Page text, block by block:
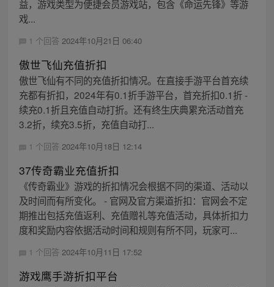
益，游戏类型为便捷会员游戏站，包含《命运先锋》等游
戏...
1 个回答 2024年10月21日 06:40
傲世飞仙充值折扣
傲世飞仙有不同的充值折扣情况。在直接手游平台首充续
充都有折扣，2024年有0.1折手游平台，首充折扣0.1折 -
续充0.1折且充值自动打折。还有终生庆典累充活动首充
3.2折，续充3.5折，充值自动打...
1 个回答 2024年10月18日 12:14
37传奇霸业充值折扣
《传奇霸业》游戏的折扣情况会根据不同的渠道、活动以
及时间而有所变化。 - 官网及官方渠道折扣：官网会不定
期推出包括充值返利、充值赠礼等充值活动，具体折扣力
度和奖励内容依据活动时间和规则有所不同，玩家可...
1 个回答 2024年10月11日 17:52
游戏鹰手游折扣平台